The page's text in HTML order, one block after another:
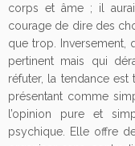
corps et âme ; il
courage de dire des
que trop. Inversement,
pertinent mais qui
réfuter, la tendance
présentant comme
l’opinion pure et
psychique. Elle offre